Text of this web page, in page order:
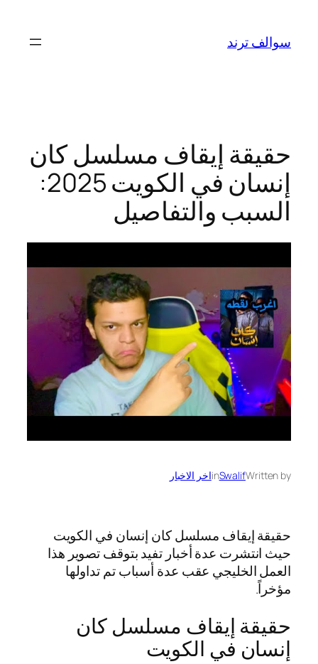
المحتوى
سوالف ترند
حقيقة إيقاف مسلسل كان
إنسان في الكويت 2025:
السبب والتفاصيل
Written by
Swalif
inاخر الاخبار
حقيقة إيقاف مسلسل كان إنسان في الكويت
حيث انتشرت عدة أخبار تفيد بتوقف تصوير هذا
العمل الخليجي عقب عدة أسباب تم تداولها
مؤخراً.
حقيقة إيقاف مسلسل كان
إنسان في الكويت